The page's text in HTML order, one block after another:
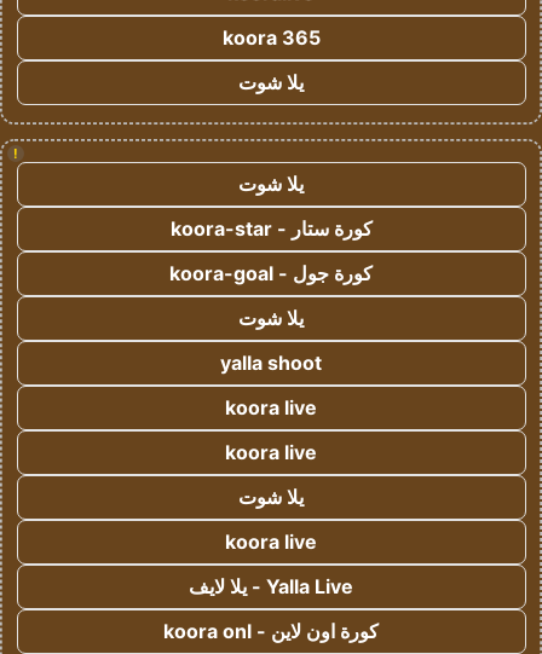
koora 365
يلا شوت
!
يلا شوت
كورة ستار - koora-star
كورة جول - koora-goal
يلا شوت
yalla shoot
koora live
koora live
يلا شوت
koora live
Yalla Live - يلا لايف
كورة اون لاين - koora onl